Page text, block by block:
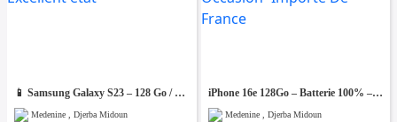
📱 Samsung Galaxy S23 – 128 Go / 8 Go RAM – Excellent état
Medenine , Djerba Midoun
iPhone 16e 128Go – Batterie 100% – Bon Occasion- Importé De France
Medenine , Djerba Midoun